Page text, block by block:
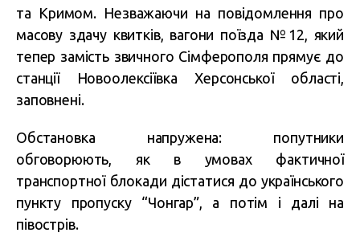
та Кримом. Незважаючи на повідомлення про
масову здачу квитків, вагони поїзда №12, який
тепер замість звичного Сімферополя прямує до
станції Новоолексіївка Херсонської області,
заповнені.
Обстановка напружена: попутники
обговорюють, як в умовах фактичної
транспортної блокади дістатися до українського
пункту пропуску “Чонгар”, а потім і далі на
півострів.